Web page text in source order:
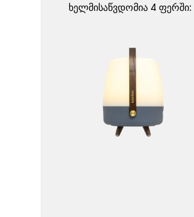
ხელმისაწვდომია 4 ფერში: